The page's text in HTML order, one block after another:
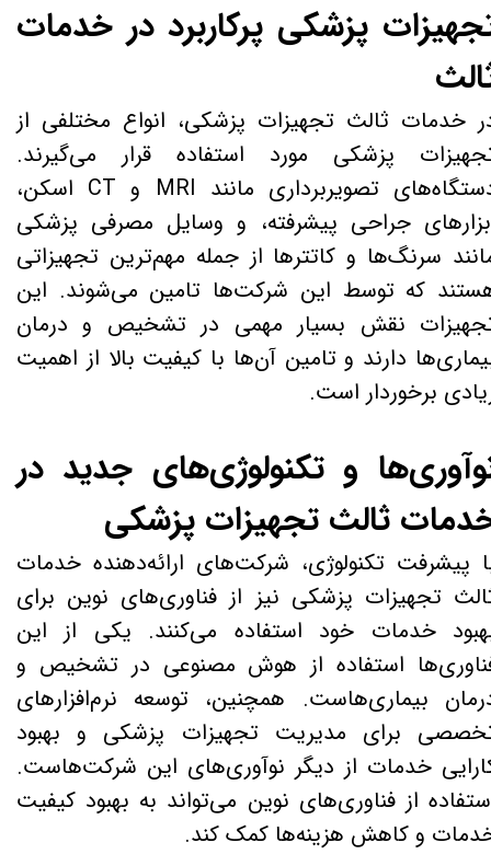
پزشکی پرکاربرد در خدمات
خدمات ثالث تجهیزات پزشکی، انواع مختلفی از
پزشکی مورد استفاده قرار می‌گیرند.
دستگاه‌های تصویربرداری مانند MRI و CT اسکن،
جراحی پیشرفته، و وسایل مصرفی پزشکی
سرنگ‌ها و کاتترها از جمله مهم‌ترین تجهیزاتی
که توسط این شرکت‌ها تامین می‌شوند. این
نقش بسیار مهمی در تشخیص و درمان
دارند و تامین آن‌ها با کیفیت بالا از اهمیت
برخوردار است.
و تکنولوژی‌های جدید در
ثالث تجهیزات پزشکی
پیشرفت تکنولوژی، شرکت‌های ارائه‌دهنده خدمات
تجهیزات پزشکی نیز از فناوری‌های نوین برای
خدمات خود استفاده می‌کنند. یکی از این
استفاده از هوش مصنوعی در تشخیص و
بیماری‌هاست. همچنین، توسعه نرم‌افزارهای
برای مدیریت تجهیزات پزشکی و بهبود
خدمات از دیگر نوآوری‌های این شرکت‌هاست.
از فناوری‌های نوین می‌تواند به بهبود کیفیت
و کاهش هزینه‌ها کمک کند.